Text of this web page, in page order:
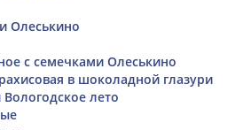
Олеськино
с семечками Олеськино
в шоколадной глазури
лето